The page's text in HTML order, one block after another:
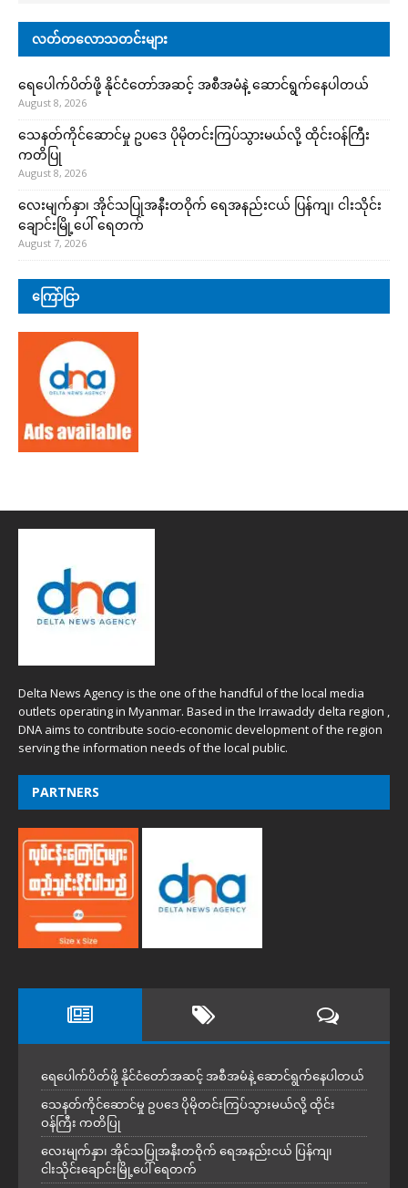
လတ်တလောသတင်းများ
ရေပေါက်ပိတ်ဖို့ နိုင်ငံတော်အဆင့် အစီအမံနဲ့ ဆောင်ရွက်နေပါတယ်
August 8, 2026
သေနတ်ကိုင်ဆောင်မှု ဥပဒေ ပိုမိုတင်းကြပ်သွားမယ်လို့ ထိုင်းဝန်ကြီး
ကတိပြု
August 8, 2026
လေးမျက်နှာ၊ အိုင်သပြုအနီးတဝိုက် ရေအနည်းငယ် ပြန်ကျ၊ ငါးသိုင်း
ချောင်းမြို့ပေါ် ရေတက်
August 7, 2026
ကြော်ငြာ
Delta News Agency is the one of the handful of the local media
outlets operating in Myanmar. Based in the Irrawaddy delta region ,
DNA aims to contribute socio-economic development of the region
serving the information needs of the local public.
PARTNERS
ရေပေါက်ပိတ်ဖို့ နိုင်ငံတော်အဆင့် အစီအမံနဲ့ ဆောင်ရွက်နေပါတယ်
သေနတ်ကိုင်ဆောင်မှု ဥပဒေ ပိုမိုတင်းကြပ်သွားမယ်လို့ ထိုင်း
ဝန်ကြီး ကတိပြု
လေးမျက်နှာ၊ အိုင်သပြုအနီးတဝိုက် ရေအနည်းငယ် ပြန်ကျ၊
ငါးသိုင်းချောင်းမြို့ပေါ် ရေတက်